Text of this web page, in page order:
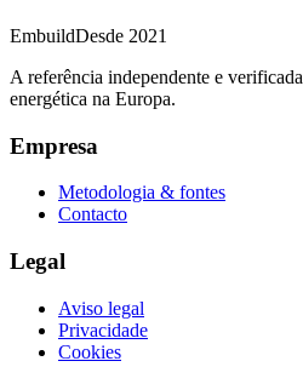
EmbuildDesde 2021
A referência independente e
energética na Europa.
Empresa
Metodologia & fontes
Contacto
Legal
Aviso legal
Privacidade
Cookies